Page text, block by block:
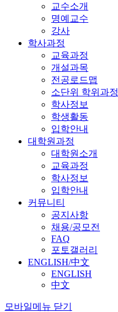
교수소개
명예교수
강사
학사과정
교육과정
개설과목
전공로드맵
소단위 학위과정
학사정보
학생활동
입학안내
대학원과정
대학원소개
교육과정
학사정보
입학안내
커뮤니티
공지사항
채용/공모전
FAQ
포토갤러리
ENGLISH/中文
ENGLISH
中文
모바일메뉴 닫기